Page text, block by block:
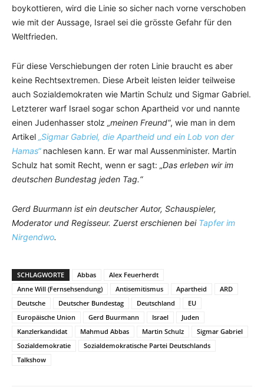
boykottieren, wird die Linie so sicher nach vorne verschoben
wie mit der Aussage, Israel sei die grösste Gefahr für den
Weltfrieden.
Für diese Verschiebungen der roten Linie braucht es aber
keine Rechtsextremen. Diese Arbeit leisten leider teilweise
auch Sozialdemokraten wie Martin Schulz und Sigmar Gabriel.
Letzterer warf Israel sogar schon Apartheid vor und nannte
einen Judenhasser stolz „meinen Freund“, wie man in dem
Artikel „Sigmar Gabriel, die Apartheid und ein Lob von der
Hamas“nachlesen kann. Er war mal Aussenminister. Martin
Schulz hat somit Recht, wenn er sagt: „Das erleben wir im
deutschen Bundestag jeden Tag.“
Gerd Buurmann ist ein deutscher Autor, Schauspieler,
Moderator und Regisseur. Zuerst erschienen bei Tapfer im
Nirgendwo.
SCHLAGWORTE Abbas
Alex Feuerherdt
Anne Will (Fernsehsendung)
Antisemitismus Apartheid
ARD
Deutsche
Deutscher Bundestag Deutschland
EU
Europäische Union
Gerd Buurmann Israel
Juden
Kanzlerkandidat
Mahmud Abbas Martin Schulz
Sigmar Gabriel
Sozialdemokratie
Sozialdemokratische Partei Deutschlands
Talkshow